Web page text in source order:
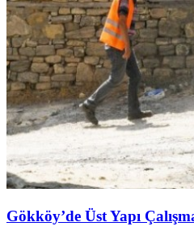
Gökköy’de Üst Yapı